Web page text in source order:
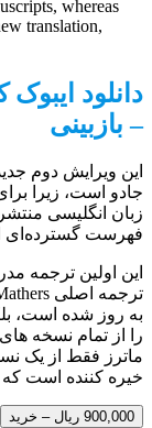
whereas
translation,
دانلود
– بازبینی
این ویرایش دوم
زبان انگلیسی
فهرست
به روز شده است،
را از تمام نسخه
ماترز فقط از یک
خیره کننده است
900,000 ریال – خرید